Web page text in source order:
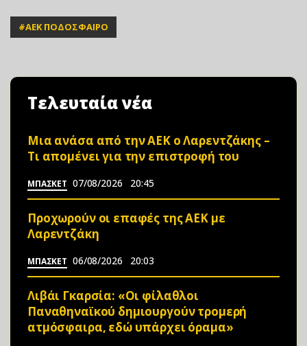
#ΑΕΚ ΠΟΔΟΣΦΑΙΡΟ
Τελευταία νέα
Μια ανάσα από την ΑΕΚ ο Λαρεντζάκης –
Τι απομένει για την επιστροφή του
ΜΠΑΣΚΕΤ 07/08/2026 20:45
Προχωρούν οι επαφές της ΑΕΚ με
Λαρεντζάκη
ΜΠΑΣΚΕΤ 06/08/2026 20:03
Λιβάι Γκαρσία: «Οι φίλαθλοι
Παναθηναϊκού δημιουργούν τρομερή
ατμόσφαιρα, εδώ υπάρχει όραμα»